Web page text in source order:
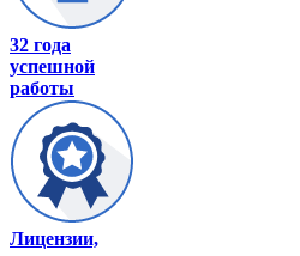
32 года
успешной
работы
Лицензии,